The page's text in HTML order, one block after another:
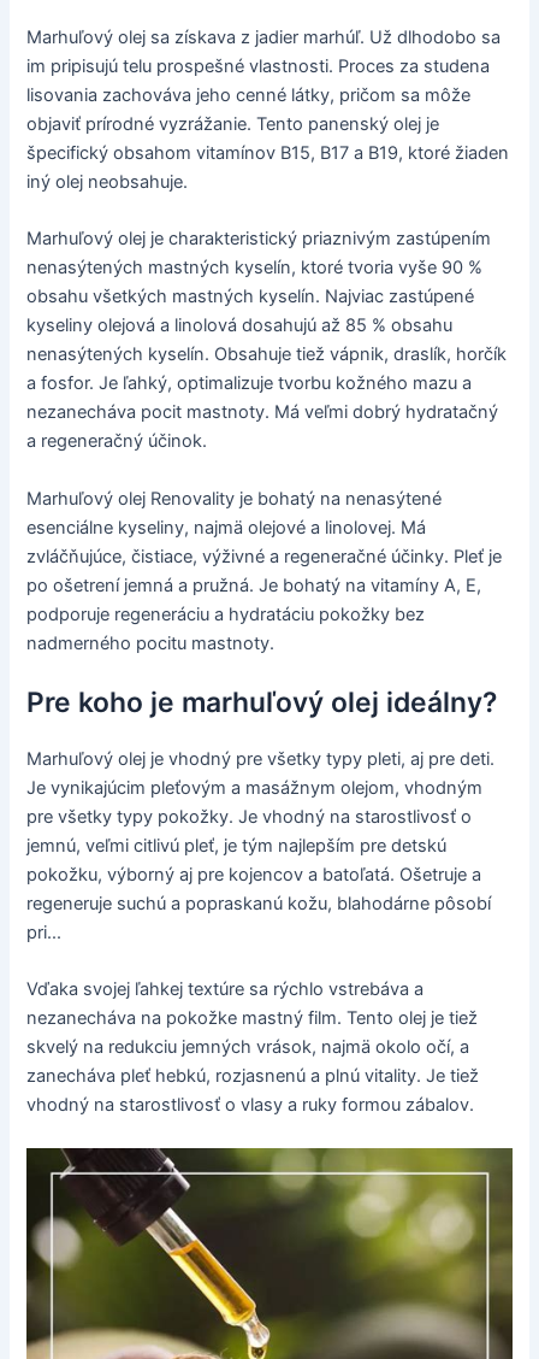
Marhuľový olej sa získava z jadier marhúľ. Už dlhodobo sa
im pripisujú telu prospešné vlastnosti. Proces za studena
lisovania zachováva jeho cenné látky, pričom sa môže
objaviť prírodné vyzrážanie. Tento panenský olej je
špecifický obsahom vitamínov B15, B17 a B19, ktoré žiaden
iný olej neobsahuje.
Marhuľový olej je charakteristický priaznivým zastúpením
nenasýtených mastných kyselín, ktoré tvoria vyše 90 %
obsahu všetkých mastných kyselín. Najviac zastúpené
kyseliny olejová a linolová dosahujú až 85 % obsahu
nenasýtených kyselín. Obsahuje tiež vápnik, draslík, horčík
a fosfor. Je ľahký, optimalizuje tvorbu kožného mazu a
nezanecháva pocit mastnoty. Má veľmi dobrý hydratačný
a regeneračný účinok.
Marhuľový olej Renovality je bohatý na nenasýtené
esenciálne kyseliny, najmä olejové a linolovej. Má
zvláčňujúce, čistiace, výživné a regeneračné účinky. Pleť je
po ošetrení jemná a pružná. Je bohatý na vitamíny A, E,
podporuje regeneráciu a hydratáciu pokožky bez
nadmerného pocitu mastnoty.
Pre koho je marhuľový olej ideálny?
Marhuľový olej je vhodný pre všetky typy pleti, aj pre deti.
Je vynikajúcim pleťovým a masážnym olejom, vhodným
pre všetky typy pokožky. Je vhodný na starostlivosť o
jemnú, veľmi citlivú pleť, je tým najlepším pre detskú
pokožku, výborný aj pre kojencov a batoľatá. Ošetruje a
regeneruje suchú a popraskanú kožu, blahodárne pôsobí
pri...
Vďaka svojej ľahkej textúre sa rýchlo vstrebáva a
nezanecháva na pokožke mastný film. Tento olej je tiež
skvelý na redukciu jemných vrások, najmä okolo očí, a
zanecháva pleť hebkú, rozjasnenú a plnú vitality. Je tiež
vhodný na starostlivosť o vlasy a ruky formou zábalov.